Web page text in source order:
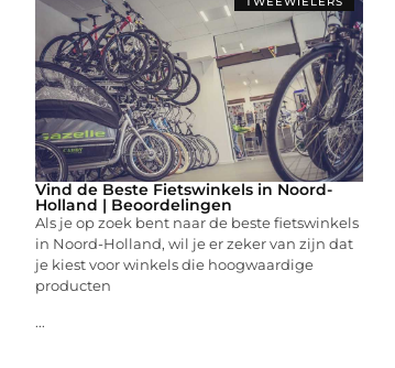
Vind de Beste Fietswinkels in Noord-
Holland | Beoordelingen
Als je op zoek bent naar de beste fietswinkels
in Noord-Holland, wil je er zeker van zijn dat
je kiest voor winkels die hoogwaardige
producten
...